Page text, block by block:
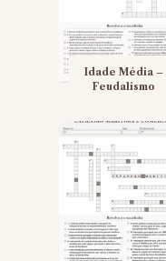
Idade Média –
Feudalismo